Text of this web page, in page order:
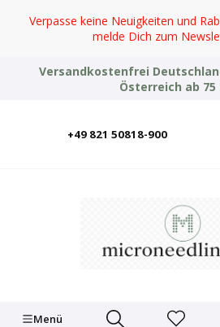
Zum Hauptinhalt springen
Verpasse keine Neuigkeiten und
melde Dich zum
Versandkostenfrei
Österreich ab 75
+49 821 50818-900
Menü